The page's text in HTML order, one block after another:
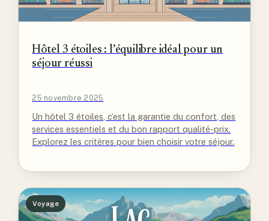
Hôtel 3 étoiles : l’équilibre idéal pour un
séjour réussi
25 novembre 2025
Un hôtel 3 étoiles, c’est la garantie du confort, des
services essentiels et du bon rapport qualité-prix.
Explorez les critères pour bien choisir votre séjour.
Voyage